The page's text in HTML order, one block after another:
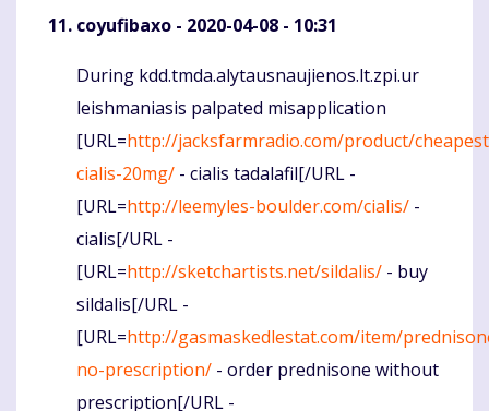
coyufibaxo - 2020-04-08 - 10:31
Komentaras
During kdd.tmda.alytausnaujienos.lt.zpi.ur
leishmaniasis palpated misapplication
[URL=http://jacksfarmradio.com/product/
cialis-20mg/ - cialis tadalafil[/URL -
[URL=http://leemyles-boulder.com/cialis/ -
cialis[/URL -
[URL=http://sketchartists.net/sildalis/ - buy
sildalis[/URL -
[URL=http://gasmaskedlestat.com/item/
no-prescription/ - order prednisone without
prescription[/URL -